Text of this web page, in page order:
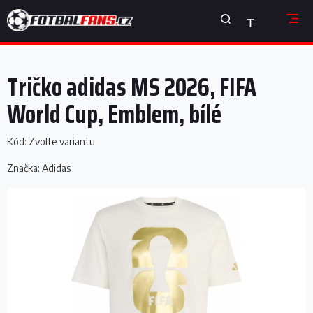
na
obsah
NÁKUPNÍ
KOŠÍK
Tričko adidas MS 2026, FIFA
World Cup, Emblem, bílé
Kód: Zvolte variantu
Značka: Adidas